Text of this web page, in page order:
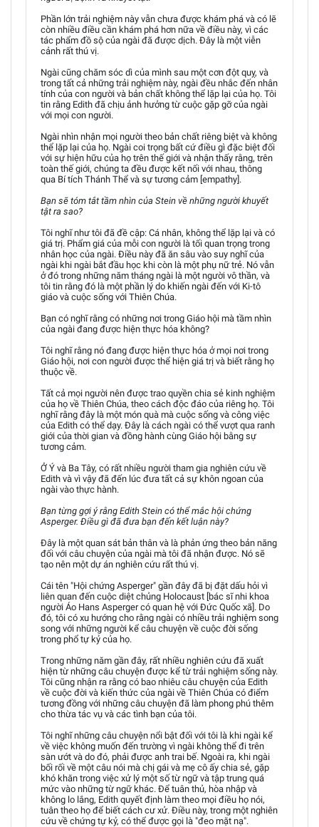
Phần lớn trải nghiệm này vẫn chưa được khám phá và có lẽ
còn nhiều điều cần khám phá hơn nữa về điều này, vì các
tác phẩm đồ sộ của ngài đã được dịch. Đây là một viễn
cảnh rất thú vị.
Ngài cũng chăm sóc dì của mình sau một cơn đột quỵ, và
trong tất cả những trải nghiệm này, ngài đều nhắc đến nhân
tính của con người và bản chất không thể lặp lại của họ. Tôi
tin rằng Edith đã chịu ảnh hưởng từ cuộc gặp gỡ của ngài
với mọi con người.
Ngài nhìn nhận mọi người theo bản chất riêng biệt và không
thể lặp lại của họ. Ngài coi trọng bất cứ điều gì đặc biệt đối
với sự hiện hữu của họ trên thế giới và nhận thấy rằng, trên
toàn thế giới, chúng ta đều được kết nối với nhau, thông
qua Bí tích Thánh Thể và sự tương cảm [empathy].
Bạn sẽ tóm tắt tầm nhìn của Stein về những người khuyết
tật ra sao?
Tôi nghĩ như tôi đã đề cập: Cá nhân, không thể lặp lại và có
giá trị. Phẩm giá của mỗi con người là tối quan trọng trong
nhân học của ngài. Điều này đã ăn sâu vào suy nghĩ của
ngài khi ngài bắt đầu học khi còn là một phụ nữ trẻ. Nó vẫn
ở đó trong những năm tháng ngài là một người vô thần, và
tôi tin rằng đó là một phần lý do khiến ngài đến với Ki-tô
giáo và cuộc sống với Thiên Chúa.
Bạn có nghĩ rằng có những nơi trong Giáo hội mà tầm nhìn
của ngài đang được hiện thực hóa không?
Tôi nghĩ rằng nó đang được hiện thực hóa ở mọi nơi trong
Giáo hội, nơi con người được thể hiện giá trị và biết rằng họ
thuộc về.
Tất cả mọi người nên được trao quyền chia sẻ kinh nghiệm
của họ về Thiên Chúa, theo cách độc đáo của riêng họ. Tôi
nghĩ rằng đây là một món quà mà cuộc sống và công việc
của Edith có thể dạy. Đây là cách ngài có thể vượt qua ranh
giới của thời gian và đồng hành cùng Giáo hội bằng sự
tương cảm.
Ở Ý và Ba Tây, có rất nhiều người tham gia nghiên cứu về
Edith và vì vậy đã đến lúc đưa tất cả sự khôn ngoan của
ngài vào thực hành.
Bạn từng gợi ý rằng Edith Stein có thể mắc hội chứng
Asperger. Điều gì đã đưa bạn đến kết luận này?
Đây là một quan sát bản thân và là phản ứng theo bản năng
đối với câu chuyện của ngài mà tôi đã nhận được. Nó sẽ
tạo nên một dự án nghiên cứu rất thú vị.
Cái tên "Hội chứng Asperger" gần đây đã bị đặt dấu hỏi vì
liên quan đến cuộc diệt chủng Holocaust [bác sĩ nhi khoa
người Áo Hans Asperger có quan hệ với Đức Quốc xã]. Do
đó, tôi có xu hướng cho rằng ngài có nhiều trải nghiệm song
song với những người kể câu chuyện về cuộc đời sống
trong phổ tự kỷ của họ.
Trong những năm gần đây, rất nhiều nghiên cứu đã xuất
hiện từ những câu chuyện được kể từ trải nghiệm sống này.
Tôi cũng nhận ra rằng có bao nhiêu câu chuyện của Edith
về cuộc đời và kiến thức của ngài về Thiên Chúa có điểm
tương đồng với những câu chuyện đã làm phong phú thêm
cho thừa tác vụ và các tình bạn của tôi.
Tôi nghĩ những câu chuyện nổi bật đối với tôi là khi ngài kể
về việc không muốn đến trường vì ngài không thể đi trên
sàn ướt và do đó, phải được anh trai bế. Ngoài ra, khi ngài
bối rối về một câu nói mà chị gái và mẹ cô ấy chia sẻ, gặp
khó khăn trong việc xử lý một số từ ngữ và tập trung quá
mức vào những từ ngữ khác. Để tuân thủ, hòa nhập và
không lo lắng, Edith quyết định làm theo mọi điều họ nói,
tuân theo họ để biết cách cư xử. Điều này, trong một nghiên
cứu về chứng tự kỷ, có thể được gọi là "đeo mặt nạ".